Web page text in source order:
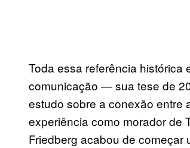
Toda essa referência histórica
comunicação — sua tese de
estudo sobre a conexão entre
experiência como morador de
Friedberg acabou de começar